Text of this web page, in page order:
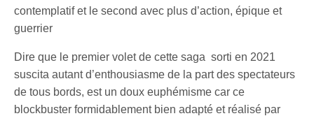
contemplatif et le second avec plus d’action, épique et
guerrier
Dire que le premier volet de cette saga sorti en 2021
suscita autant d’enthousiasme de la part des spectateurs
de tous bords, est un doux euphémisme car ce
blockbuster formidablement bien adapté et réalisé par